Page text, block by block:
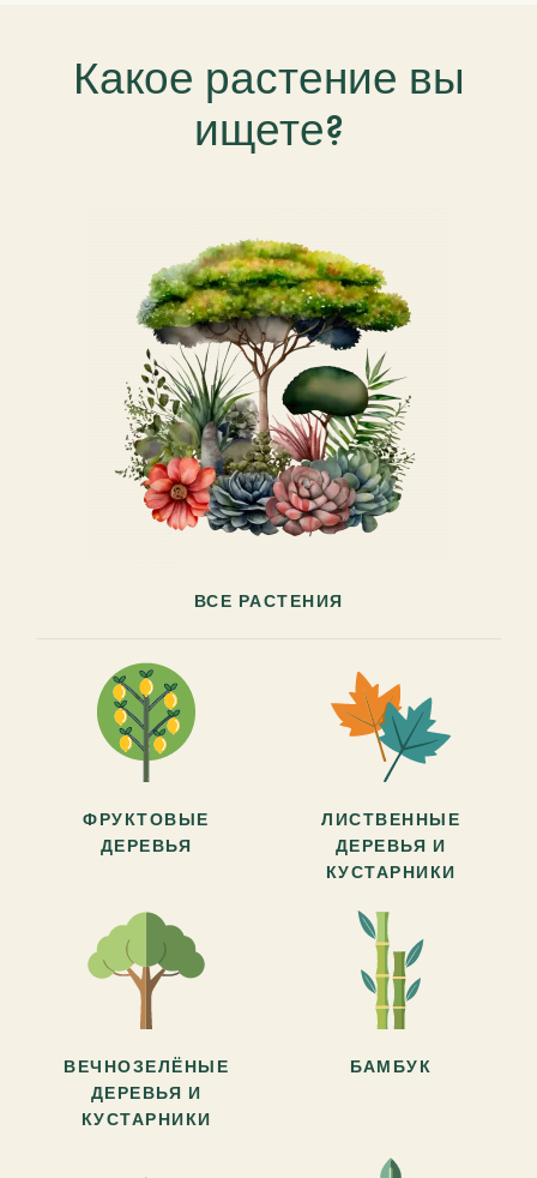
Какое растение вы
ищете?
ВСЕ РАСТЕНИЯ
ФРУКТОВЫЕ
ДЕРЕВЬЯ
ЛИСТВЕННЫЕ
ДЕРЕВЬЯ И
КУСТАРНИКИ
ВЕЧНОЗЕЛЁНЫЕ
ДЕРЕВЬЯ И
КУСТАРНИКИ
БАМБУК